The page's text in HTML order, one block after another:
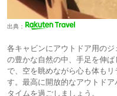
出典：
各キャビンにアウトドア用の
の豊かな自然の中、手足を伸
で、空を眺めながら心も体も
す。最高に開放的なアウトド
タイムを過ごしましょう。